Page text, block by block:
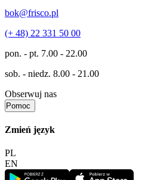
bok@frisco.pl
(+ 48) 22 331 50 00
pon. - pt. 7.00 - 22.00
sob. - niedz. 8.00 - 21.00
Obserwuj nas
Pomoc
Zmień język
PL
EN